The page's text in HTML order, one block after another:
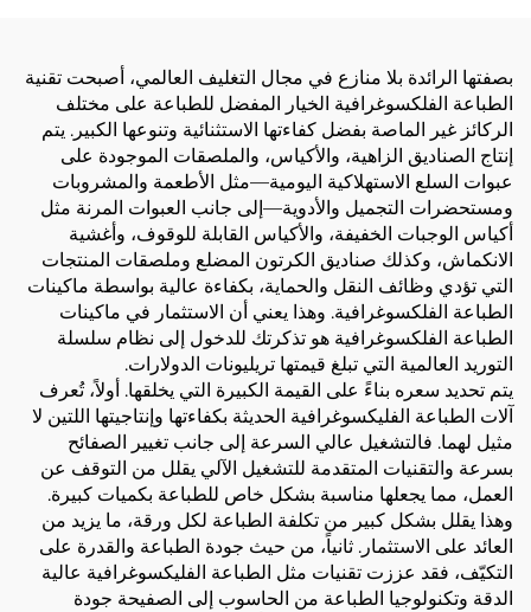
بصفتها الرائدة بلا منازع في مجال التغليف العالمي، أصبحت تقنية
الطباعة الفلكسوغرافية الخيار المفضل للطباعة على مختلف
الركائز غير الماصة بفضل كفاءتها الاستثنائية وتنوعها الكبير. يتم
إنتاج الصناديق الزاهية، والأكياس، والملصقات الموجودة على
عبوات السلع الاستهلاكية اليومية—مثل الأطعمة والمشروبات
ومستحضرات التجميل والأدوية—إلى جانب العبوات المرنة مثل
أكياس الوجبات الخفيفة، والأكياس القابلة للوقوف، وأغشية
الانكماش، وكذلك صناديق الكرتون المضلع وملصقات المنتجات
التي تؤدي وظائف النقل والحماية، بكفاءة عالية بواسطة ماكينات
الطباعة الفلكسوغرافية. وهذا يعني أن الاستثمار في ماكينات
الطباعة الفلكسوغرافية هو تذكرتك للدخول إلى نظام سلسلة
التوريد العالمية التي تبلغ قيمتها تريليونات الدولارات.
يتم تحديد سعره بناءً على القيمة الكبيرة التي يخلقها. أولاً، تُعرف
آلات الطباعة الفليكسوغرافية الحديثة بكفاءتها وإنتاجيتها اللتين لا
مثيل لهما. فالتشغيل عالي السرعة إلى جانب تغيير الصفائح
بسرعة والتقنيات المتقدمة للتشغيل الآلي يقلل من التوقف عن
العمل، مما يجعلها مناسبة بشكل خاص للطباعة بكميات كبيرة.
وهذا يقلل بشكل كبير من تكلفة الطباعة لكل ورقة، ما يزيد من
العائد على الاستثمار. ثانياً، من حيث جودة الطباعة والقدرة على
التكيّف، فقد عززت تقنيات مثل الطباعة الفليكسوغرافية عالية
الدقة وتكنولوجيا الطباعة من الحاسوب إلى الصفيحة جودة